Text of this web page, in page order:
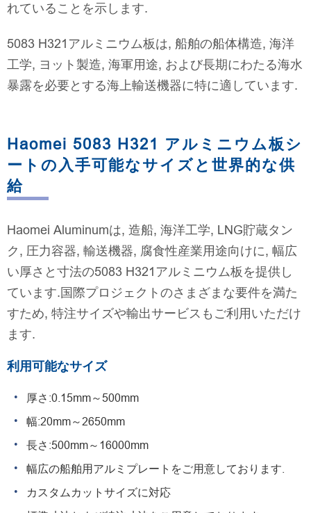
れていることを示します.
5083 H321アルミニウム板は, 船舶の船体構造, 海洋
工学, ヨット製造, 海軍用途, および長期にわたる海水
暴露を必要とする海上輸送機器に特に適しています.
Haomei 5083 H321 アルミニウム板シ
ートの入手可能なサイズと世界的な供
給
Haomei Aluminumは, 造船, 海洋工学, LNG貯蔵タン
ク, 圧力容器, 輸送機器, 腐食性産業用途向けに, 幅広
い厚さと寸法の5083 H321アルミニウム板を提供し
ています.国際プロジェクトのさまざまな要件を満た
すため, 特注サイズや輸出サービスもご利用いただけ
ます.
利用可能なサイズ
厚さ:0.15mm～500mm
幅:20mm～2650mm
長さ:500mm～16000mm
幅広の船舶用アルミプレートをご用意しております.
カスタムカットサイズに対応